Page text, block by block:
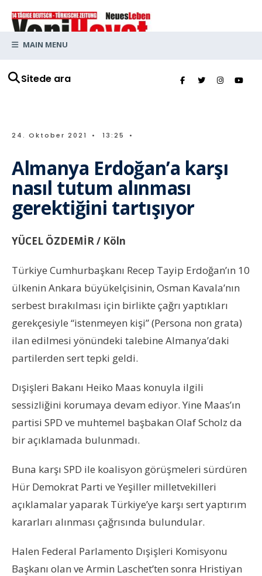
Sitede ara
MAIN MENU
24. Oktober 2021 • 13:25 •
Almanya Erdoğan’a karşı
nasıl tutum alınması
gerektiğini tartışıyor
YÜCEL ÖZDEMİR / Köln
Türkiye Cumhurbaşkanı Recep Tayip Erdoğan’ın 10
ülkenin Ankara büyükelçisinin, Osman Kavala’nın
serbest bırakılması için birlikte çağrı yaptıkları
gerekçesiyle “istenmeyen kişi” (Persona non grata)
ilan edilmesi yönündeki talebine Almanya’daki
partilerden sert tepki geldi.
Dışişleri Bakanı Heiko Maas konuyla ilgili
sessizliğini korumaya devam ediyor. Yine Maas’ın
partisi SPD ve muhtemel başbakan Olaf Scholz da
bir açıklamada bulunmadı.
Buna karşı SPD ile koalisyon görüşmeleri sürdüren
Hür Demokrat Parti ve Yeşiller milletvekilleri
açıklamalar yaparak Türkiye’ye karşı sert yaptırım
kararları alınması çağrısında bulundular.
Halen Federal Parlamento Dışişleri Komisyonu
Başkanı olan ve Armin Laschet’ten sonra Hristiyan